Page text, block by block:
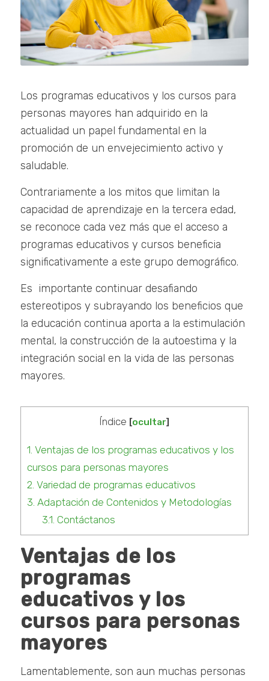
Los programas educativos y los cursos para
personas mayores han adquirido en la
actualidad un papel fundamental en la
promoción de un envejecimiento activo y
saludable.
Contrariamente a los mitos que limitan la
capacidad de aprendizaje en la tercera edad,
se reconoce cada vez más que el acceso a
programas educativos y cursos beneficia
significativamente a este grupo demográfico.
Es importante continuar desafiando
estereotipos y subrayando los beneficios que
la educación continua aporta a la estimulación
mental, la construcción de la autoestima y la
integración social en la vida de las personas
mayores.
Índice [ocultar]
1. Ventajas de los programas educativos y los
cursos para personas mayores
2. Variedad de programas educativos
3. Adaptación de Contenidos y Metodologías
3.1. Contáctanos
Ventajas de los
programas
educativos y los
cursos para personas
mayores
Lamentablemente, son aun muchas personas